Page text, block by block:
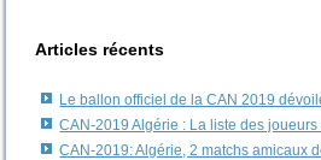
Articles récents
Le ballon officiel de la CAN 2019
CAN-2019 Algérie : La liste des joueurs
CAN-2019: Algérie, 2 matchs amicaux